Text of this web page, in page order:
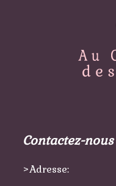
Contactez-nous
>Adresse: